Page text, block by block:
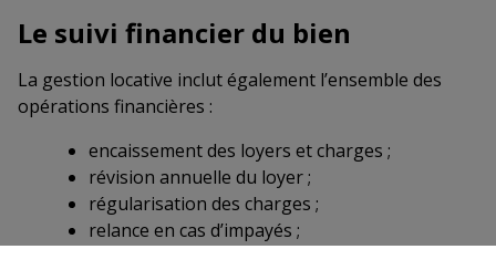
Le suivi financier du bien
La gestion locative inclut également l’ensemble des
opérations financières :
encaissement des loyers et charges ;
révision annuelle du loyer ;
régularisation des charges ;
relance en cas d’impayés ;